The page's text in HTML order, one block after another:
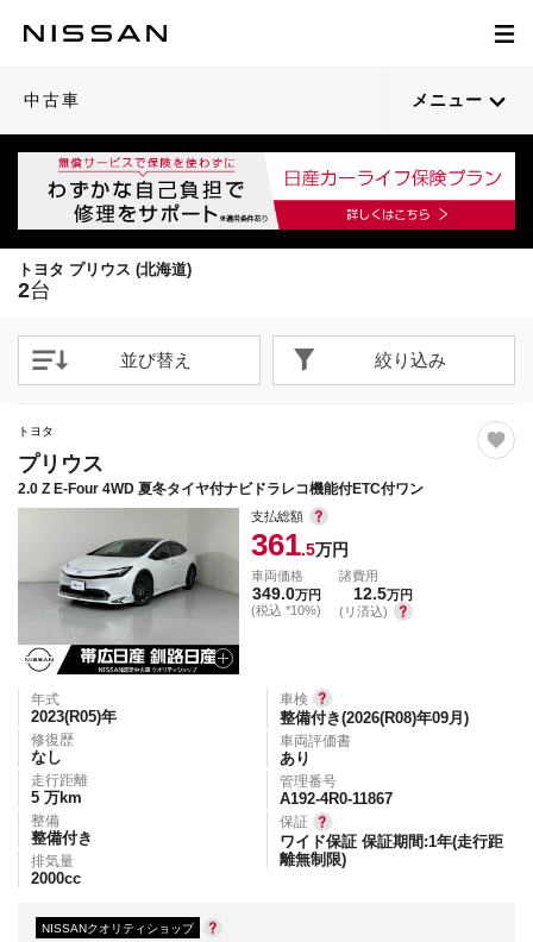
中古車 メニュー
トヨタ プリウス (北海道)
2台
並び替え 絞り込み
77
閉じる
トヨタ
プリウス
2.0 Z E-Four 4WD 夏冬タイヤ付ナビドラレコ機能付ETC付ワン
支払総額
361.5万円
車両価格
349.0万円
(税込 *10%)
諸費用
12.5万円
(リ済込)
年式
2023(R05)年
修復歴
なし
走行距離
5 万km
整備
整備付き
排気量
2000cc
車検
整備付き(2026(R08)年09月)
車両評価書
あり
管理番号
A192-4R0-11867
保証
ワイド保証 保証期間:1年(走行距
離無制限)
NISSANクオリティショップ
34
閉じる